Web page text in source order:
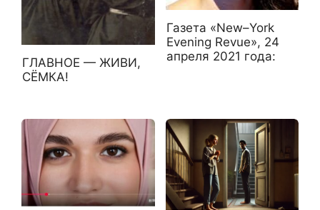
ГЛАВНОЕ — ЖИВИ,
СЁМКА!
Газета «New–York
Evening Revue», 24
апреля 2021 года: